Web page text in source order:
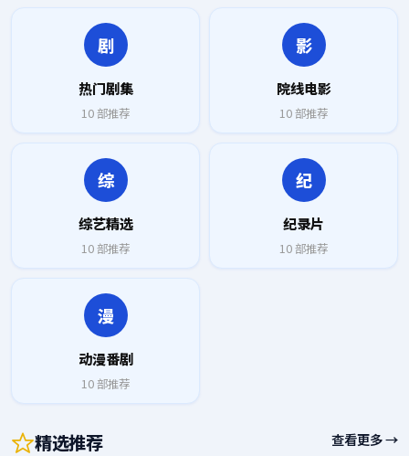
剧
热门剧集
10部推荐
影
院线电影
10部推荐
综
综艺精选
10部推荐
纪
纪录片
10部推荐
漫
动漫番剧
10部推荐
精选推荐 查看更多 →